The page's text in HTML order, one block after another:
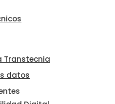
Transtecnia
datos